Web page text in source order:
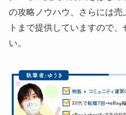
の攻略ノウハウ、さらには売
トまで提供していますので、
い。